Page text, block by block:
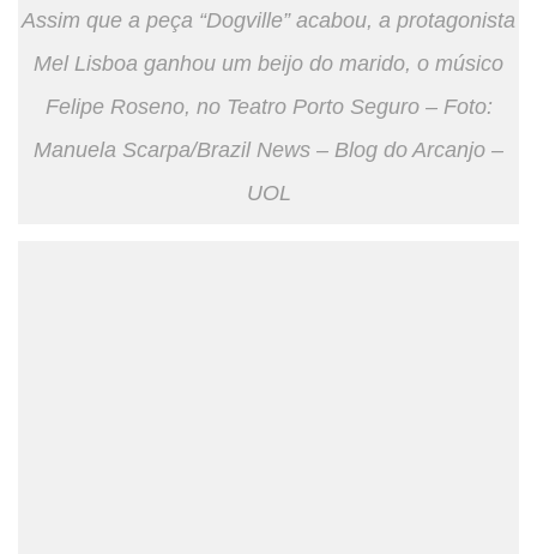
Assim que a peça “Dogville” acabou, a protagonista
Mel Lisboa ganhou um beijo do marido, o músico
Felipe Roseno, no Teatro Porto Seguro – Foto:
Manuela Scarpa/Brazil News – Blog do Arcanjo –
UOL